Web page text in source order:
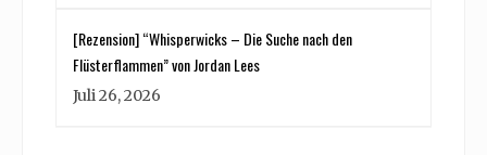
[Rezension] “Whisperwicks – Die Suche nach den
Flüsterflammen” von Jordan Lees
Juli 26, 2026